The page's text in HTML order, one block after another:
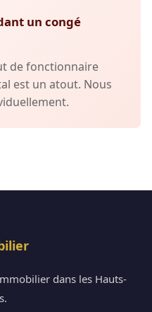
un congé
de fonctionnaire
est un atout. Nous
dans les Hauts-